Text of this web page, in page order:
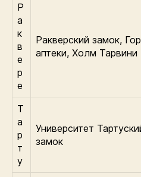
Р
а
к
в
е
р
е
Ракверский замок,
аптеки, Холм Тарвини
Т
а
р
т
у
Университет
замок